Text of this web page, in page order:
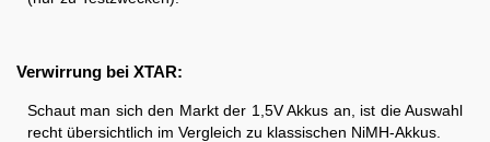
Verwirrung bei XTAR:
Schaut man sich den Markt der 1,5V Akkus an, ist die Auswahl
recht übersichtlich im Vergleich zu klassischen NiMH-Akkus.